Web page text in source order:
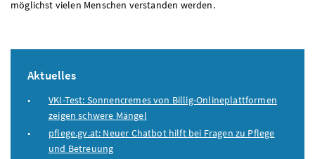
möglichst vielen Menschen verstanden werden.
Aktuelles
VKI-Test: Sonnencremes von Billig-Onlineplattformen
zeigen schwere Mängel
pflege.gv.at: Neuer Chatbot hilft bei Fragen zu Pflege
und Betreuung